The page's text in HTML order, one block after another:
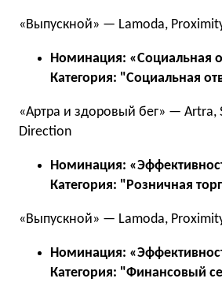
«Выпускной» — Lamoda,
Номинация: «Социальная
Категория: "Социальная
«Артра и здоровый бег» — Artra,
Direction
Номинация:
Категория: "Розничная
«Выпускной» — Lamoda,
Номинация:
Категория: "Финансовый